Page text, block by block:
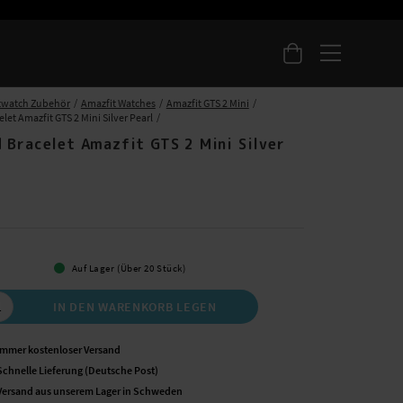
Zubehör Amazfit Watches
Amazfit GTS 2 Mini
Amazfit GTS 2 Mini Silver Pearl
Bracelet Amazfit GTS 2 Mini Silver
Auf Lager (Über 20 Stück)
IN DEN WARENKORB LEGEN
kostenloser Versand
Lieferung (Deutsche Post)
aus unserem Lager in Schweden